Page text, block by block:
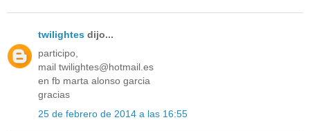
twilightes dijo...
participo,
mail twilightes@hotmail.es
en fb marta alonso garcia
gracias
25 de febrero de 2014 a las 16:55